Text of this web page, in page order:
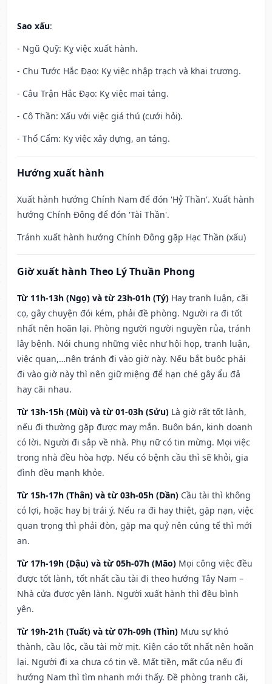
Sao xấu:
- Ngũ Quỹ: Kỵ việc xuất hành.
- Chu Tước Hắc Đạo: Kỵ việc nhập trạch và khai trương.
- Câu Trận Hắc Đạo: Kỵ việc mai táng.
- Cô Thần: Xấu với việc giá thú (cưới hỏi).
- Thổ Cẩm: Kỵ việc xây dựng, an táng.
Hướng xuất hành
Xuất hành hướng Chính Nam để đón 'Hỷ Thần'. Xuất hành
hướng Chính Đông để đón 'Tài Thần'.
Tránh xuất hành hướng Chính Đông gặp Hạc Thần (xấu)
Giờ xuất hành Theo Lý Thuần Phong
Từ 11h-13h (Ngọ) và từ 23h-01h (Tý) Hay tranh luận, cãi
cọ, gây chuyện đói kém, phải đề phòng. Người ra đi tốt
nhất nên hoãn lại. Phòng người người nguyền rủa, tránh
lây bệnh. Nói chung những việc như hội họp, tranh luận,
việc quan,…nên tránh đi vào giờ này. Nếu bắt buộc phải
đi vào giờ này thì nên giữ miệng để hạn ché gây ẩu đả
hay cãi nhau.
Từ 13h-15h (Mùi) và từ 01-03h (Sửu) Là giờ rất tốt lành,
nếu đi thường gặp được may mắn. Buôn bán, kinh doanh
có lời. Người đi sắp về nhà. Phụ nữ có tin mừng. Mọi việc
trong nhà đều hòa hợp. Nếu có bệnh cầu thì sẽ khỏi, gia
đình đều mạnh khỏe.
Từ 15h-17h (Thân) và từ 03h-05h (Dần) Cầu tài thì không
có lợi, hoặc hay bị trái ý. Nếu ra đi hay thiệt, gặp nạn, việc
quan trọng thì phải đòn, gặp ma quỷ nên cúng tế thì mới
an.
Từ 17h-19h (Dậu) và từ 05h-07h (Mão) Mọi công việc đều
được tốt lành, tốt nhất cầu tài đi theo hướng Tây Nam –
Nhà cửa được yên lành. Người xuất hành thì đều bình
yên.
Từ 19h-21h (Tuất) và từ 07h-09h (Thìn) Mưu sự khó
thành, cầu lộc, cầu tài mờ mịt. Kiện cáo tốt nhất nên hoãn
lại. Người đi xa chưa có tin về. Mất tiền, mất của nếu đi
hướng Nam thì tìm nhanh mới thấy. Đề phòng tranh cãi,